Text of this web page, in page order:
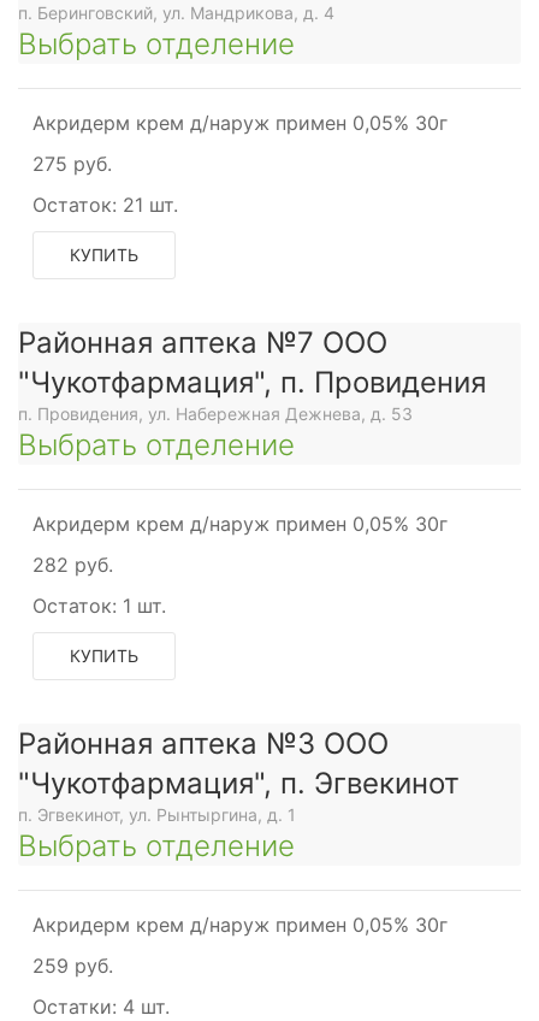
п. Беринговский, ул. Мандрикова, д. 4
Выбрать отделение
Акридерм крем д/наруж примен 0,05% 30г
275 руб.
Остаток: 21 шт.
КУПИТЬ
Районная аптека №7 ООО
"Чукотфармация", п. Провидения
п. Провидения, ул. Набережная Дежнева, д. 53
Выбрать отделение
Акридерм крем д/наруж примен 0,05% 30г
282 руб.
Остаток: 1 шт.
КУПИТЬ
Районная аптека №3 ООО
"Чукотфармация", п. Эгвекинот
п. Эгвекинот, ул. Рынтыргина, д. 1
Выбрать отделение
Акридерм крем д/наруж примен 0,05% 30г
259 руб.
Остатки: 4 шт.